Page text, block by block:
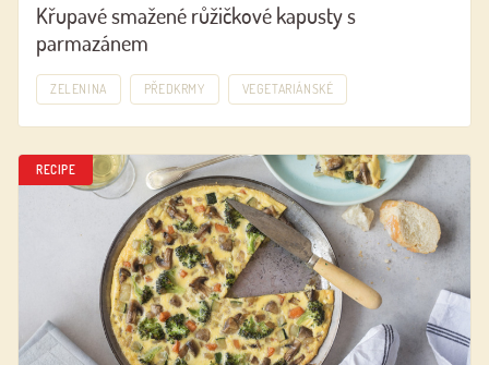
Křupavé smažené růžičkové kapusty s
parmazánem
ZELENINA PŘEDKRMY VEGETARIÁNSKÉ
RECIPE